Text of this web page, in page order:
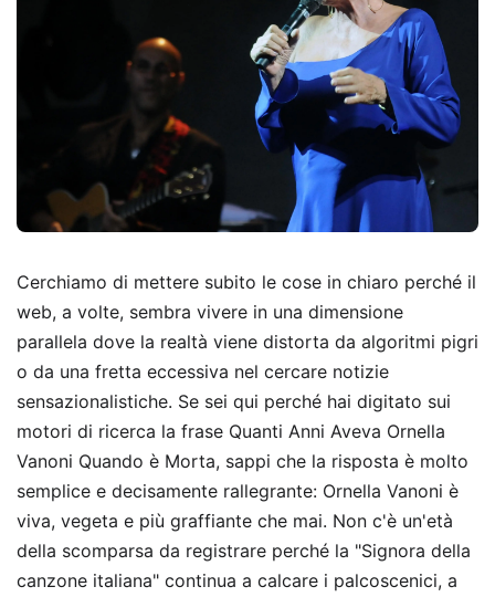
Cerchiamo di mettere subito le cose in chiaro perché il
web, a volte, sembra vivere in una dimensione
parallela dove la realtà viene distorta da algoritmi pigri
o da una fretta eccessiva nel cercare notizie
sensazionalistiche. Se sei qui perché hai digitato sui
motori di ricerca la frase Quanti Anni Aveva Ornella
Vanoni Quando è Morta, sappi che la risposta è molto
semplice e decisamente rallegrante: Ornella Vanoni è
viva, vegeta e più graffiante che mai. Non c'è un'età
della scomparsa da registrare perché la "Signora della
canzone italiana" continua a calcare i palcoscenici, a